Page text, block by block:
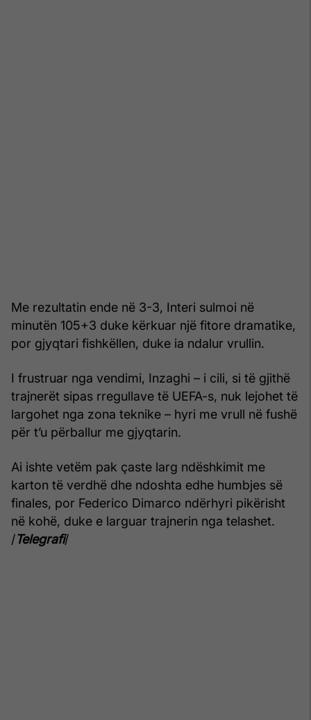
Me rezultatin ende në 3-3, Interi sulmoi në
minutën 105+3 duke kërkuar një fitore dramatike,
por gjyqtari fishkëllen, duke ia ndalur vrullin.
I frustruar nga vendimi, Inzaghi – i cili, si të gjithë
trajnerët sipas rregullave të UEFA-s, nuk lejohet të
largohet nga zona teknike – hyri me vrull në fushë
për t’u përballur me gjyqtarin.
Ai ishte vetëm pak çaste larg ndëshkimit me
karton të verdhë dhe ndoshta edhe humbjes së
finales, por Federico Dimarco ndërhyri pikërisht
në kohë, duke e larguar trajnerin nga telashet.
/Telegrafi/